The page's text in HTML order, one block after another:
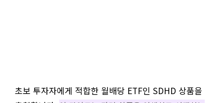
초보 투자자에게 적합한 월배당 ETF인 SDHD 상품을